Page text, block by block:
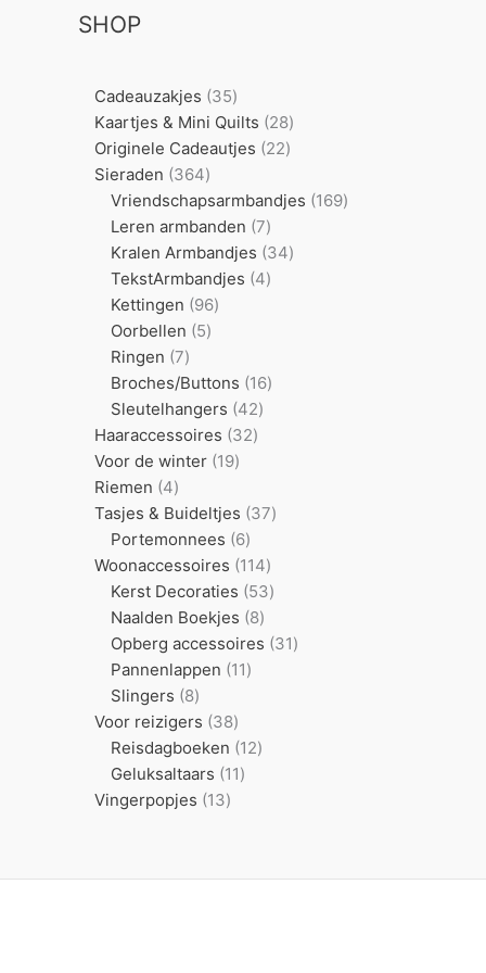
SHOP
Cadeauzakjes 3535
producten
Kaartjes & Mini Quilts 2828
producten
Originele Cadeautjes 2222
Sieraden 364364
producten
Vriendschapsarmbandjes 169169
Leren armbanden 77
producten
Kralen Armbandjes 3434
TekstArmbandjes 44
Kettingen 9696
Oorbellen 55
Ringen 77
producten
Broches/Buttons 1616
Sleutelhangers 4242
Haaraccessoires 3232
Voor de winter 1919
Riemen 44
producten
Tasjes & Buideltjes 3737
Portemonnees 66
producten
Woonaccessoires 114114
producten
Kerst Decoraties 5353
Naalden Boekjes 88
producten
Opberg accessoires 3131
Pannenlappen 1111
Slingers 88
producten
Voor reizigers 3838
producten
Reisdagboeken 1212
Geluksaltaars 1111
Vingerpopjes 1313